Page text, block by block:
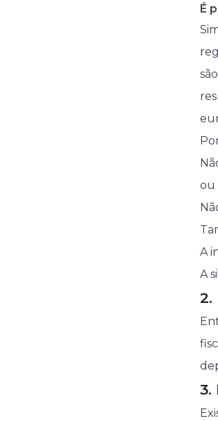
É
ou
A
A
2.
3.